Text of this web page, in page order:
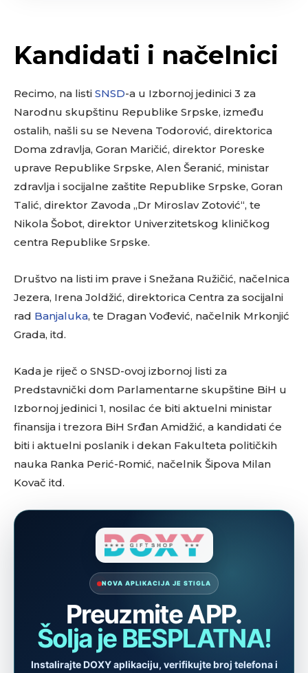
Kandidati i načelnici
Recimo, na listi SNSD-a u Izbornoj jedinici 3 za
Narodnu skupštinu Republike Srpske, između
ostalih, našli su se Nevena Todorović, direktorica
Doma zdravlja, Goran Maričić, direktor Poreske
uprave Republike Srpske, Alen Šeranić, ministar
zdravlja i socijalne zaštite Republike Srpske, Goran
Talić, direktor Zavoda „Dr Miroslav Zotović“, te
Nikola Šobot, direktor Univerzitetskog kliničkog
centra Republike Srpske.
Društvo na listi im prave i Snežana Ružičić, načelnica
Jezera, Irena Joldžić, direktorica Centra za socijalni
rad Banjaluka, te Dragan Vođević, načelnik Mrkonjić
Grada, itd.
Kada je riječ o SNSD-ovoj izbornoj listi za
Predstavnički dom Parlamentarne skupštine BiH u
Izbornoj jedinici 1, nosilac će biti aktuelni ministar
finansija i trezora BiH Srđan Amidžić, a kandidati će
biti i aktuelni poslanik i dekan Fakulteta političkih
nauka Ranka Perić-Romić, načelnik Šipova Milan
Kovač itd.